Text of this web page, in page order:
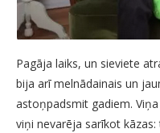
Pagāja laiks, un sieviete
bija arī melnādainais un
astoņpadsmit gadiem.
viņi nevarēja sarīkot